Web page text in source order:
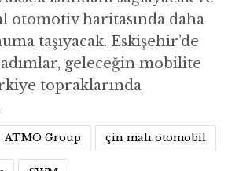
otomotiv haritasında daha
taşıyacak. Eskişehir’de
geleceğin mobilite
topraklarında
ATMO Group çin malı otomobil